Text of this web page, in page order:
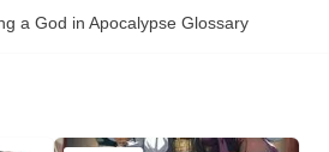
a God in Apocalypse Glossary